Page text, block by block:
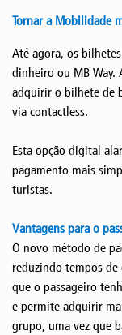
Tornar a Mobilidade
Até agora, os
dinheiro ou MB Way.
adquirir o bilhete de
via contactless.
Esta opção digital
pagamento mais
turistas.
Vantagens para o
O novo método de
reduzindo tempos de
que o passageiro
e permite adquirir
grupo, uma vez que